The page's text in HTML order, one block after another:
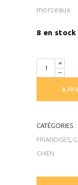
morceaux
8 en stock
Quantité
CATÉGORIES :
FRIANDISES
CHIEN